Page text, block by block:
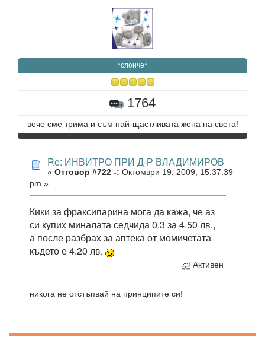
*слонче*
1764
вече сме трима и съм най-щастливата жена на света!
Re: ИНВИТРО ПРИ Д-Р ВЛАДИМИРОВ
« Отговор #722 -: Октомври 19, 2009, 15:37:39
pm »
Кики за фраксипарина мога да кажа, че аз
си купих миналата седчида 0.3 за 4.50 лв.,
а после разбрах за аптека от момичетата
където е 4.20 лв.
Активен
никога не отстъпвай на принципите си!